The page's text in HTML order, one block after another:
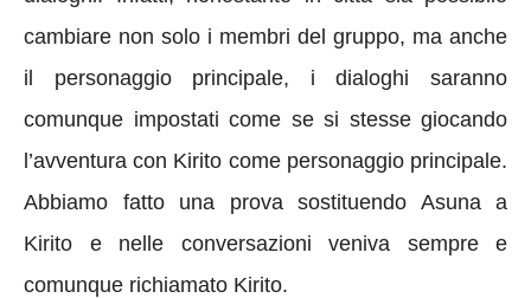
cambiare non solo i membri del gruppo, ma anche
il personaggio principale, i dialoghi saranno
comunque impostati come se si stesse giocando
l’avventura con Kirito come personaggio principale.
Abbiamo fatto una prova sostituendo Asuna a
Kirito e nelle conversazioni veniva sempre e
comunque richiamato Kirito.